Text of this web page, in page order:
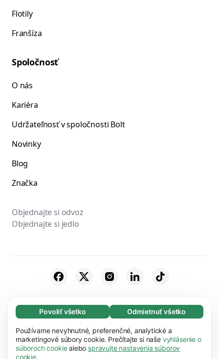
Nevyhnutné (65)
Nevyhnutné súbory cookie pomáhajú používať
naše webové stránky vďaka základným
funkciám, napr. navigácii na stránke. Bez týchto
Zistiť viac
Preferencie (17)
Povoliť všetko Odmietnuť všetko
Používame nevyhnutné, preferenčné, analytické a
marketingové súbory cookie. Prečítajte si naše vyhlásenie o
súboroch cookiealebo spravujte nastavenia súborov
cookie.
Flotily
Franšíza
Spoločnosť
O nás
Kariéra
Udržateľnosť v spoločnosti Bolt
Novinky
Blog
Značka
Objednajte si odvoz
Objednajte si jedlo
© 2026 Bolt Technology OÜ
Partneri Podmienky používania
Súkromie
Cookies
Bezpečnosť